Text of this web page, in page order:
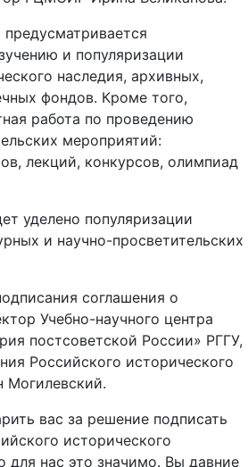
и популяризации
наследия, архивных,
фондов. Кроме того,
работа по проведению
мероприятий:
лекций, конкурсов, олимпиад
уделено популяризации
и научно-просветительских
соглашения о
Учебно-научного центра
постсоветской России» РГГУ,
Российского исторического
Могилевский.
вас за решение подписать
исторического
для нас это значимо. Вы давние